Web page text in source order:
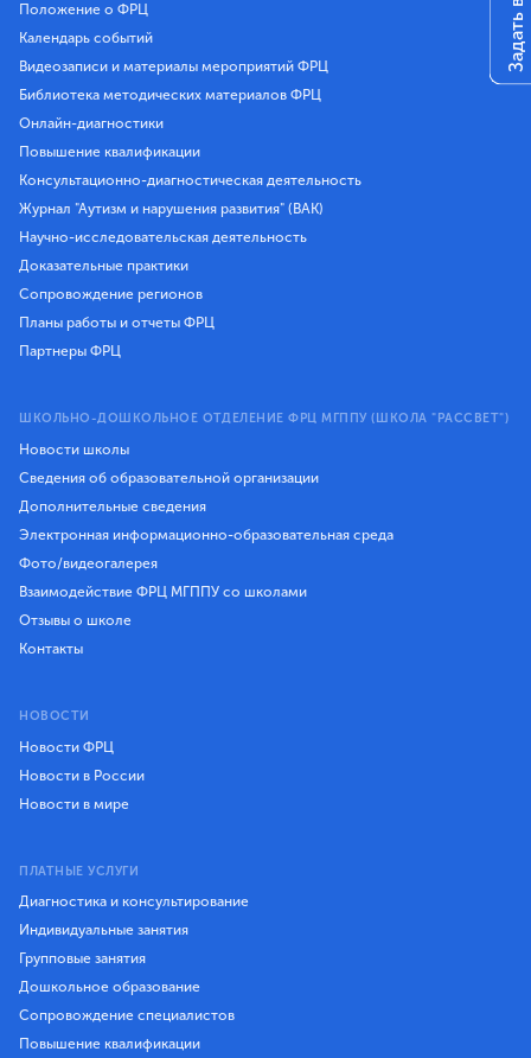
Положение о ФРЦ
Календарь событий
Видеозаписи и материалы мероприятий ФРЦ
Библиотека методических материалов ФРЦ
Онлайн-диагностики
Повышение квалификации
Консультационно-диагностическая деятельность
Журнал "Аутизм и нарушения развития" (ВАК)
Научно-исследовательская деятельность
Доказательные практики
Сопровождение регионов
Планы работы и отчеты ФРЦ
Партнеры ФРЦ
ШКОЛЬНО-ДОШКОЛЬНОЕ ОТДЕЛЕНИЕ ФРЦ МГППУ (ШКОЛА "РАССВЕТ")
Новости школы
Сведения об образовательной организации
Дополнительные сведения
Электронная информационно-образовательная среда
Фото/видеогалерея
Взаимодействие ФРЦ МГППУ со школами
Отзывы о школе
Контакты
НОВОСТИ
Новости ФРЦ
Новости в России
Новости в мире
ПЛАТНЫЕ УСЛУГИ
Диагностика и консультирование
Индивидуальные занятия
Групповые занятия
Дошкольное образование
Сопровождение специалистов
Повышение квалификации